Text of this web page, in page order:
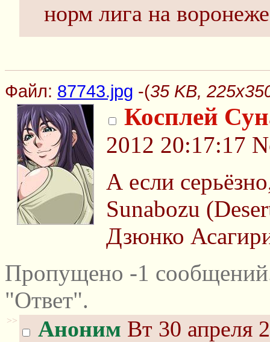
норм лига на
Файл: 87743.jpg -(35 KB,
Косплей
2012 20:17:17
А если
Sunabozu
Дзюнко
Пропущено -1
"Ответ".
>> Аноним Вт 30 апреля